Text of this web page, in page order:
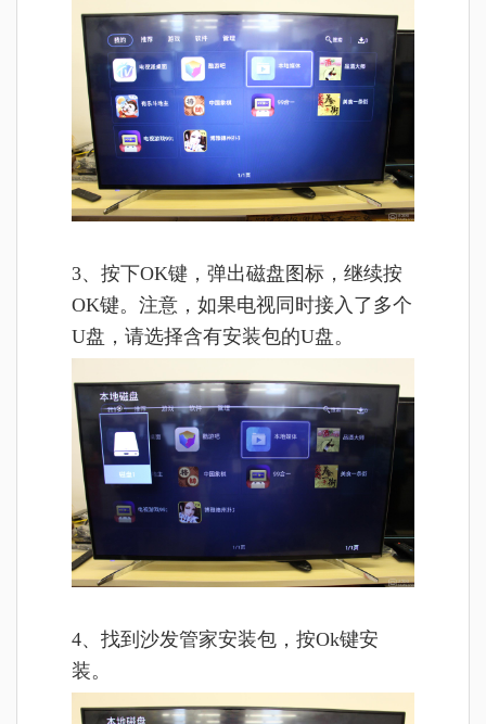
3、按下OK键，弹出磁盘图标，继续按
OK键。注意，如果电视同时接入了多个
U盘，请选择含有安装包的U盘。
4、找到沙发管家安装包，按Ok键安
装。